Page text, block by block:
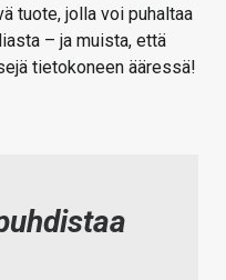
tuote, jolla voi puhaltaa
– ja muista, että
tietokoneen ääressä!